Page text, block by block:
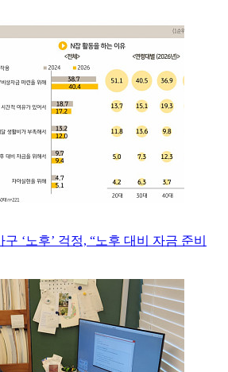
구 ‘노후’ 걱정, “노후 대비 자금 준비